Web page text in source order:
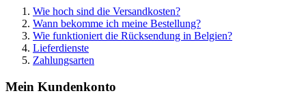
Wie hoch sind die Versandkosten?
Wann bekomme ich meine Bestellung?
Wie funktioniert die Rücksendung in Belgien?
Lieferdienste
Zahlungsarten
Mein Kundenkonto